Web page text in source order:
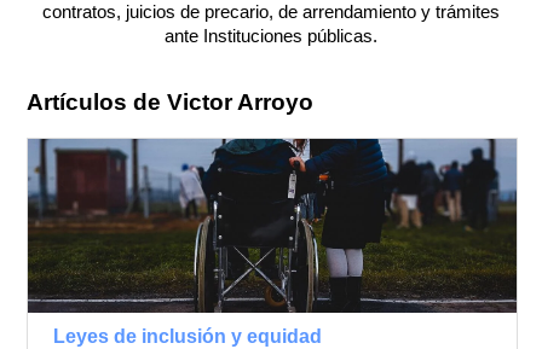
contratos, juicios de precario, de arrendamiento y trámites
ante Instituciones públicas.
Artículos de Victor Arroyo
Leyes de inclusión y equidad